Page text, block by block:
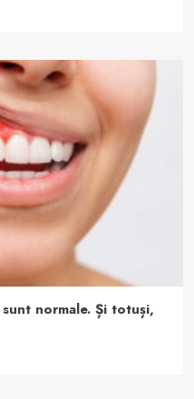
normale. Și totuși,